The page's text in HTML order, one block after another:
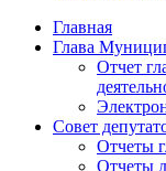
Главная
Глава
Отчет
Совет
Отчеты
Отчеты